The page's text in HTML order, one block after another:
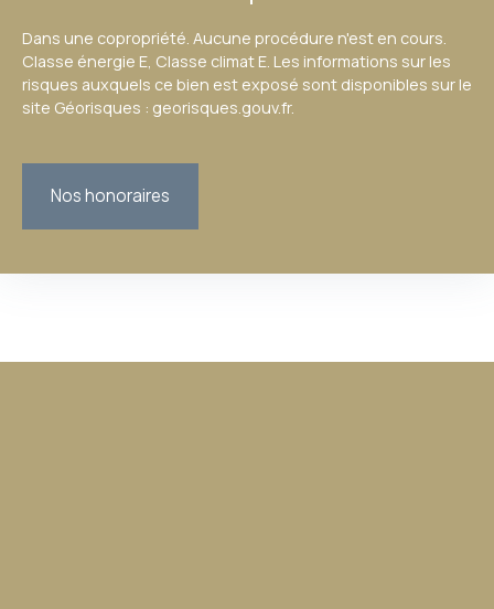
Dans une copropriété. Aucune procédure n'est en cours.
Classe énergie E, Classe climat E. Les informations sur les
risques auxquels ce bien est exposé sont disponibles sur le
site Géorisques : georisques.gouv.fr.
Nos honoraires